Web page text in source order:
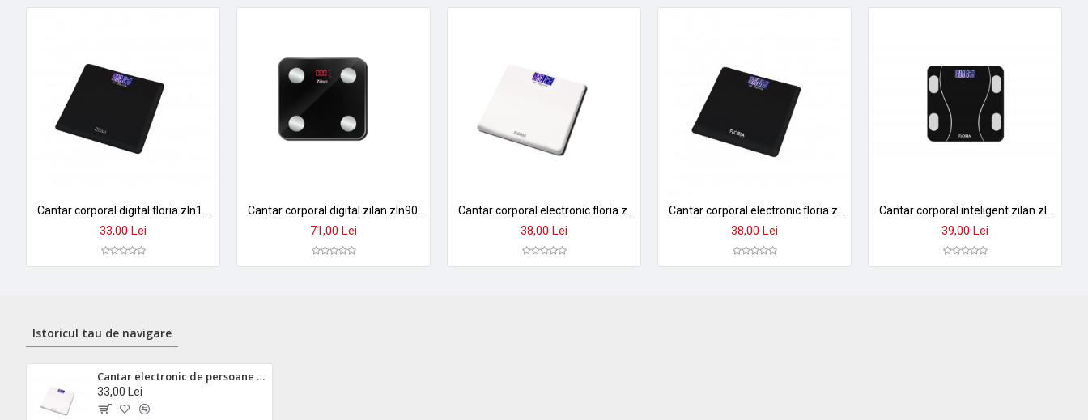
Cantar corporal digital floria zln1971 - sticla securizata, display lcd, capacitate 3-180kg, precizie 50g
33,00 Lei
Cantar corporal digital zilan zln9007 - sticla securizata, 180kg, aplicatie smart okok, display led
71,00 Lei
Cantar corporal electronic floria zln7683 - sticla securizata, 180kg, display lcd, auto on/off
38,00 Lei
Cantar corporal electronic floria zln7684 - sticla securizata, capacitate 180kg, display lcd, precizie 50g
38,00 Lei
Cantar corporal inteligent zilan zln8962 - sticla securizata, 3-180kg, aplicatie okok, display lcd
39,00 Lei
Istoricul tau de navigare
Cantar electronic de persoane floria zln1988 - display lcd, sticla premium, capacitate 180kg
33,00 Lei